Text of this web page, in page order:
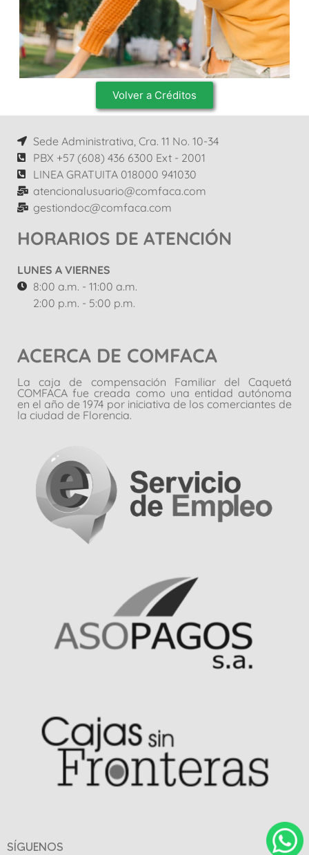
Volver a Créditos
Sede Administrativa, Cra. 11 No. 10-34
PBX +57 (608) 436 6300 Ext - 2001
LINEA GRATUITA 018000 941030
atencionalusuario@comfaca.com
gestiondoc@comfaca.com
HORARIOS DE ATENCIÓN
LUNES A VIERNES
8:00 a.m. - 11:00 a.m.
2:00 p.m. - 5:00 p.m.
ACERCA DE COMFACA
La caja de compensación Familiar del Caquetá
COMFACA fue creada como una entidad autónoma
en el año de 1974 por iniciativa de los comerciantes de
la ciudad de Florencia.
SÍGUENOS